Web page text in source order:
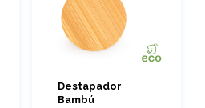
Destapador
Bambú